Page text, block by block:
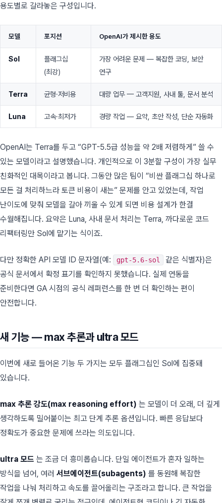
용도별로 갈라놓은 구성입니다.
모델 포지션 OpenAI가 제시한 용도
Sol
플래그십
(최강)
가장 어려운 문제 — 복잡한 코딩, 보안
연구
Terra 균형·저비용 대량 업무 — 고객지원, 사내 툴, 문서 분석
Luna 고속·최저가 경량 작업 — 요약, 초안 작성, 단순 자동화
OpenAI는 Terra를 두고 “GPT-5.5급 성능을 약 2배 저렴하게” 쓸 수
있는 모델이라고 설명했습니다. 개인적으로 이 3분할 구성이 가장 실무
친화적인 대목이라고 봅니다. 그동안 많은 팀이 “비싼 플래그십 하나로
모든 걸 처리하느라 토큰 비용이 새는” 문제를 안고 있었는데, 작업
난이도에 맞춰 모델을 갈아 끼울 수 있게 되면 비용 설계가 한결
수월해집니다. 요약은 Luna, 사내 문서 처리는 Terra, 까다로운 코드
리팩터링만 Sol에 맡기는 식이죠.
다만 정확한 API 모델 ID 문자열(예: gpt-5.6-sol
같은 식별자)은
공식 문서에서 확정 표기를 확인하지 못했습니다. 실제 연동을
준비한다면 GA 시점의 공식 레퍼런스를 한 번 더 확인하는 편이
안전합니다.
새 기능 — max 추론과 ultra 모드
이번에 새로 들어온 기능 두 가지는 모두 플래그십인 Sol에 집중돼
있습니다.
max 추론 강도(max reasoning effort) 는 모델이 더 오래, 더 깊게
생각하도록 밀어붙이는 최고 단계 추론 옵션입니다. 빠른 응답보다
정확도가 중요한 문제에 쓰라는 의도입니다.
ultra 모드 는 조금 더 흥미롭습니다. 단일 에이전트가 혼자 일하는
방식을 넘어, 여러 서브에이전트(subagents) 를 동원해 복잡한
작업을 나눠 처리하고 속도를 끌어올리는 구조라고 합니다. 큰 작업을